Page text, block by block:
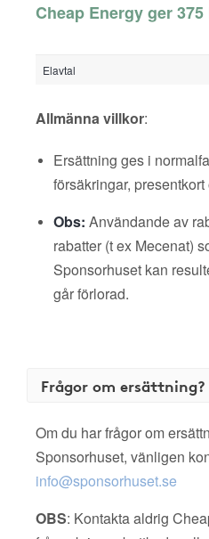
Cheap Energy ger
Elavtal
Allmänna villkor:
Ersättning ges i
försäkringar, presentkort
Obs: Användande av
rabatter (t ex Mecenat)
Sponsorhuset kan
går förlorad.
Frågor om ersättning?
Om du har frågor om
Sponsorhuset, vänligen
info@sponsorhuset.se
OBS: Kontakta aldrig